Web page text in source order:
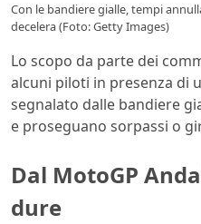
Con le bandiere gialle, tempi
decelera (Foto: Getty Images)
Lo scopo da parte dei
alcuni piloti in presenza di
segnalato dalle bandiere
e proseguano sorpassi o
Dal MotoGP
dure